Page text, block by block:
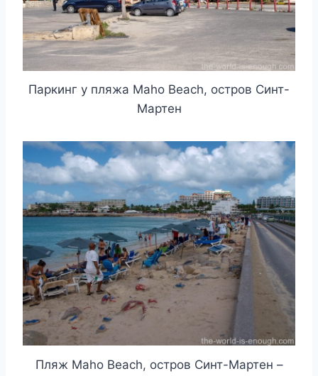
Паркинг у пляжа Maho Beach, остров Синт-
Мартен
Пляж Maho Beach, остров Синт-Мартен –